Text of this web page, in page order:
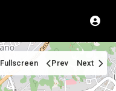
Fullscreen Prev Next